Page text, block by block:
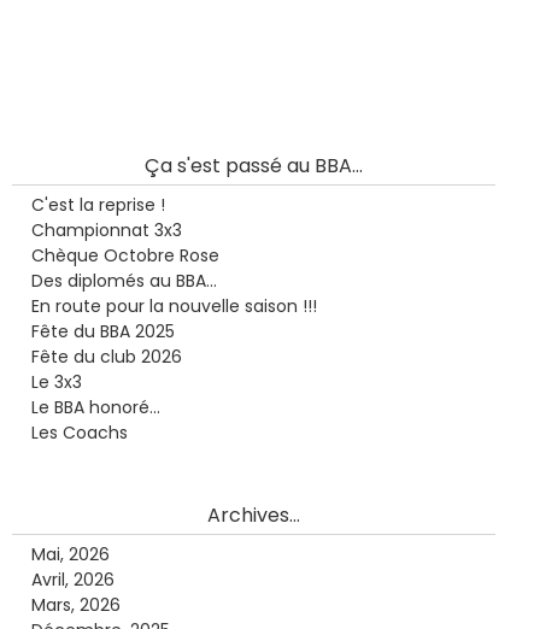
Ça s'est passé au BBA...
C'est la reprise !
Championnat 3x3
Chèque Octobre Rose
Des diplomés au BBA...
En route pour la nouvelle saison !!!
Fête du BBA 2025
Fête du club 2026
Le 3x3
Le BBA honoré...
Les Coachs
Archives...
Mai, 2026
Avril, 2026
Mars, 2026